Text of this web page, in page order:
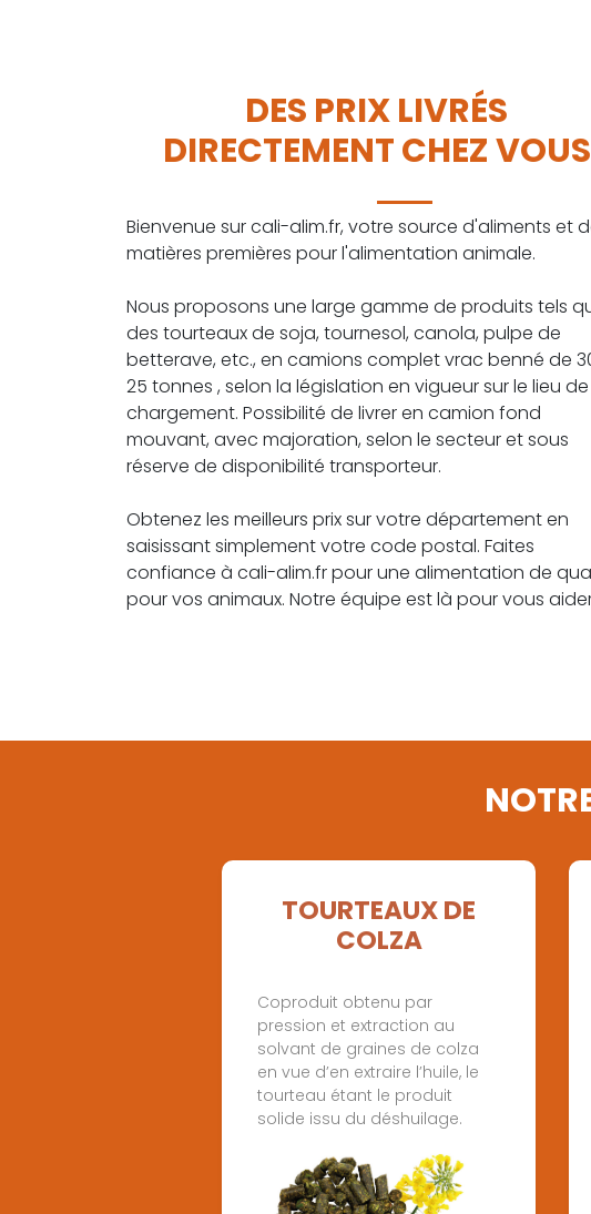
DES PRIX LIVRÉS
DIRECTEMENT CHEZ VOUS
Bienvenue sur cali-alim.fr, votre source d'aliments et
matières premières pour l'alimentation animale.
Nous proposons une large gamme de produits tels
des tourteaux de soja, tournesol, canola, pulpe de
betterave, etc., en camions complet vrac benné de
25 tonnes , selon la législation en vigueur sur le lieu de
chargement. Possibilité de livrer en camion fond
mouvant, avec majoration, selon le secteur et sous
réserve de disponibilité transporteur.
Obtenez les meilleurs prix sur votre département en
saisissant simplement votre code postal. Faites
confiance à cali-alim.fr pour une alimentation de
pour vos animaux. Notre équipe est là pour vous
TOURTEAUX DE
COLZA
Coproduit obtenu par
pression et extraction au
solvant de graines de colza
en vue d’en extraire l’huile, le
tourteau étant le produit
solide issu du déshuilage.